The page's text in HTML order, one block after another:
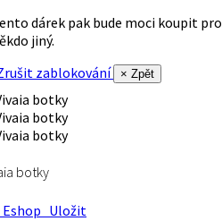
dárek pak bude moci koupit pro
jiný.
zablokování
× Zpět
botky
Uložit